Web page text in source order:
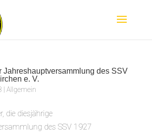
Jahreshauptversammlung des SSV
e. V.
Allgemein
die diesjährige
des SSV 1927